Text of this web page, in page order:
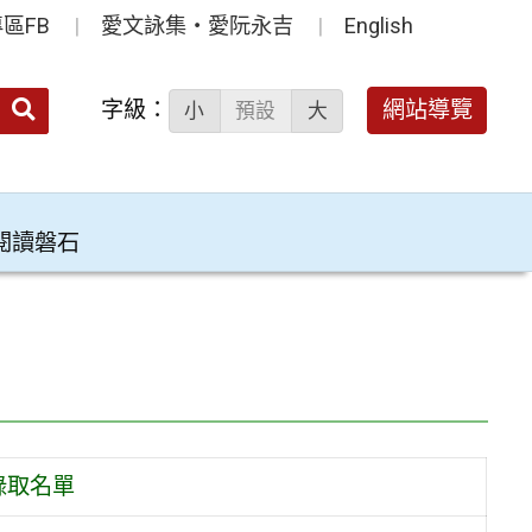
FB 愛文詠集‧愛阮永吉 English
送出 字級： 小 預設 大 網站導覽
讀磐石
取名單